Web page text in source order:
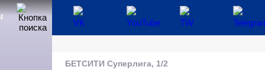
БЕТСИТИ Суперлига, 1/2